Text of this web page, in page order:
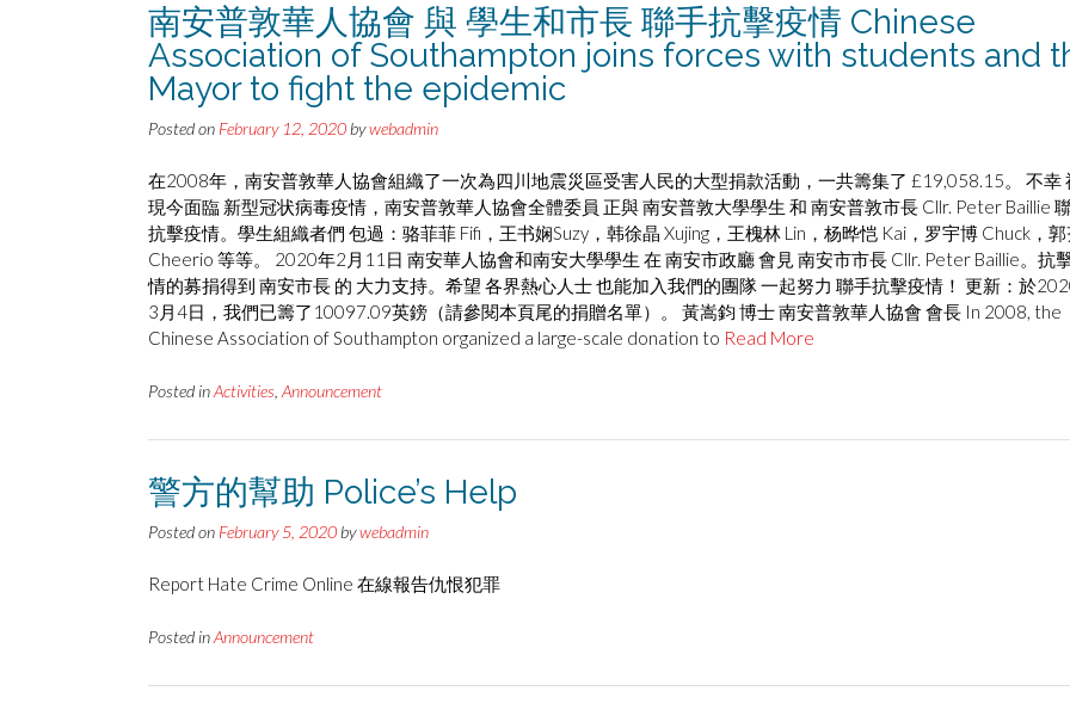
南安普敦華人協會 與 學生和市長 聯手抗擊疫情 Chinese
Association of Southampton joins forces with students and
Mayor to fight the epidemic
Posted on February 12, 2020 bywebadmin
在2008年，南安普敦華人協會組織了一次為四川地震災區受害人民的大型捐款活動，一共籌集了 £19,058.15。 不幸
現今面臨 新型冠状病毒疫情，南安普敦華人協會全體委員 正與 南安普敦大學學生 和 南安普敦市長 Cllr. Peter Baillie
抗擊疫情。學生組織者們 包過：骆菲菲 Fifi，王书娴Suzy，韩徐晶 Xujing，王槐林 Lin，杨晔恺 Kai，罗宇博 Chuck，
Cheerio 等等。 2020年2月11日 南安華人協會和南安大學學生 在 南安市政廳 會見 南安市市長 Cllr. Peter Baillie。抗
情的募捐得到 南安市長 的 大力支持。希望 各界熱心人士 也能加入我們的團隊 一起努力 聯手抗擊疫情！ 更新：於
3月4日，我們已籌了10097.09英鎊（請參閱本頁尾的捐贈名單）。 黃嵩鈞 博士 南安普敦華人協會 會長 In 2008, the
Chinese Association of Southampton organized a large-scale donation to Read More
Posted inActivities Announcement
警方的幫助 Police’s Help
Posted on February 5, 2020 bywebadmin
Report Hate Crime Online 在線報告仇恨犯罪
Posted inAnnouncement